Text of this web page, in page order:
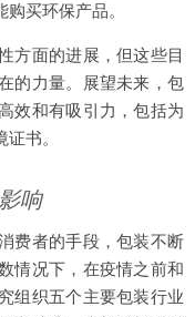
买环保产品。
方面的进展，但这些目
的力量。展望未来，包
效和有吸引力，包括为
书。
响
费者的手段，包装不断
情况下，在疫情之前和
组织五个主要包装行业